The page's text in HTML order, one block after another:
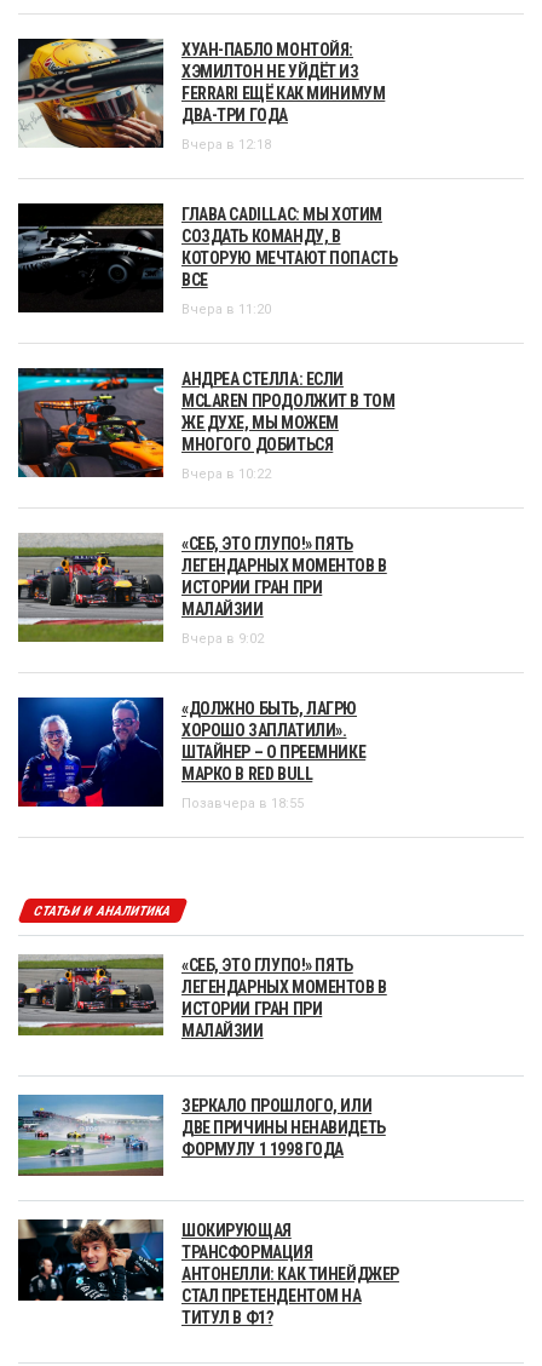
ХУАН-ПАБЛО МОНТОЙЯ:
ХЭМИЛТОН НЕ УЙДЁТ ИЗ
FERRARI ЕЩЁ КАК МИНИМУМ
ДВА-ТРИ ГОДА
Вчера в 12:18
ГЛАВА CADILLAC: МЫ ХОТИМ
СОЗДАТЬ КОМАНДУ, В
КОТОРУЮ МЕЧТАЮТ ПОПАСТЬ
ВСЕ
Вчера в 11:20
АНДРЕА СТЕЛЛА: ЕСЛИ
MCLAREN ПРОДОЛЖИТ В ТОМ
ЖЕ ДУХЕ, МЫ МОЖЕМ
МНОГОГО ДОБИТЬСЯ
Вчера в 10:22
«СЕБ, ЭТО ГЛУПО!» ПЯТЬ
ЛЕГЕНДАРНЫХ МОМЕНТОВ В
ИСТОРИИ ГРАН ПРИ
МАЛАЙЗИИ
Вчера в 9:02
«ДОЛЖНО БЫТЬ, ЛАГРЮ
ХОРОШО ЗАПЛАТИЛИ».
ШТАЙНЕР – О ПРЕЕМНИКЕ
МАРКО В RED BULL
Позавчера в 18:55
СТАТЬИ И АНАЛИТИКА
«СЕБ, ЭТО ГЛУПО!» ПЯТЬ
ЛЕГЕНДАРНЫХ МОМЕНТОВ В
ИСТОРИИ ГРАН ПРИ
МАЛАЙЗИИ
ЗЕРКАЛО ПРОШЛОГО, ИЛИ
ДВЕ ПРИЧИНЫ НЕНАВИДЕТЬ
ФОРМУЛУ 1 1998 ГОДА
ШОКИРУЮЩАЯ
ТРАНСФОРМАЦИЯ
АНТОНЕЛЛИ: КАК ТИНЕЙДЖЕР
СТАЛ ПРЕТЕНДЕНТОМ НА
ТИТУЛ В Ф1?